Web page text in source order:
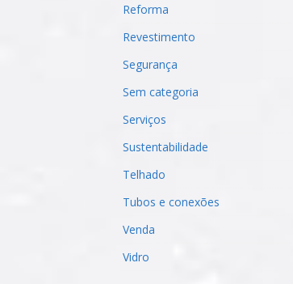
Reforma
Revestimento
Segurança
Sem categoria
Serviços
Sustentabilidade
Telhado
Tubos e conexões
Venda
Vidro